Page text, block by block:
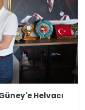
Helvacı